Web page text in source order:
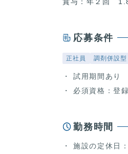
応募条件
正社員 調剤併設
試用期間あり
必須資格：登
勤務時間
施設の定休日